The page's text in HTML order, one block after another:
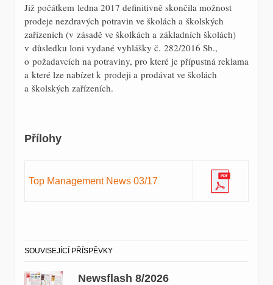
Již počátkem ledna 2017 definitivně skončila možnost
prodeje nezdravých potravin ve školách a školských
zařízeních (v zásadě ve školkách a základních školách)
v důsledku loni vydané vyhlášky č. 282/2016 Sb.,
o požadavcích na potraviny, pro které je přípustná reklama
a které lze nabízet k prodeji a prodávat ve školách
a školských zařízeních.
Přílohy
Top Management News 03/17
SOUVISEJÍCÍ PŘÍSPĚVKY
Newsflash 8/2026